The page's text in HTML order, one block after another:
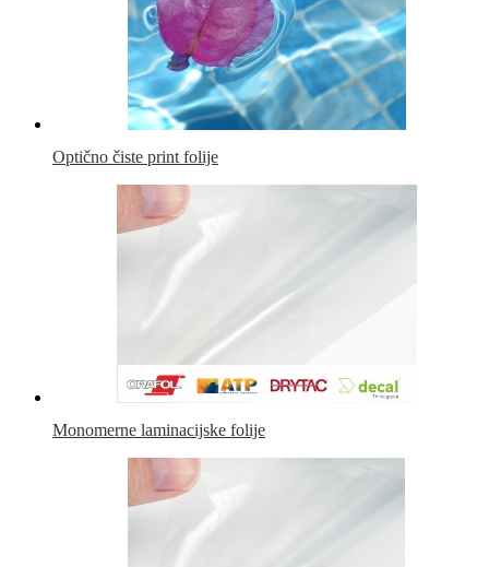
Optično čiste print folije
Monomerne laminacijske folije